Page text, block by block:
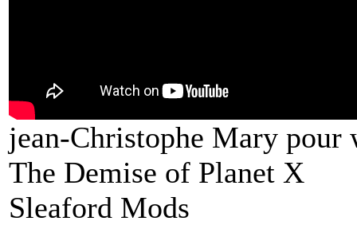
jean-Christophe Mary pour
The Demise of Planet X
Sleaford Mods